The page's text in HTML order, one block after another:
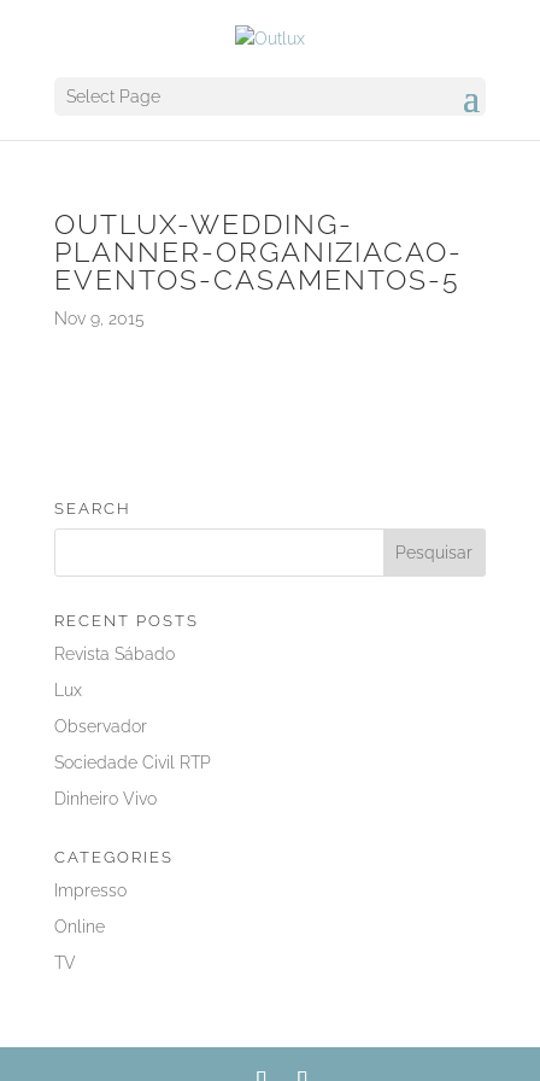
Select Page
OUTLUX-WEDDING-
PLANNER-ORGANIZIACAO-
EVENTOS-CASAMENTOS-5
Nov 9, 2015
SEARCH
RECENT POSTS
Revista Sábado
Lux
Observador
Sociedade Civil RTP
Dinheiro Vivo
CATEGORIES
Impresso
Online
TV